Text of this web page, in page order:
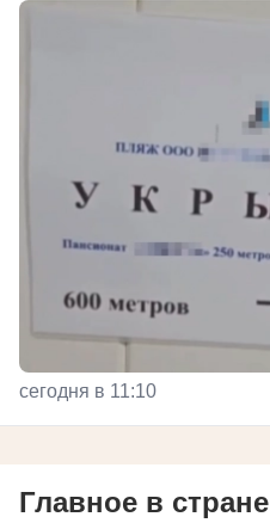
сегодня в 11:10
Главное в стране